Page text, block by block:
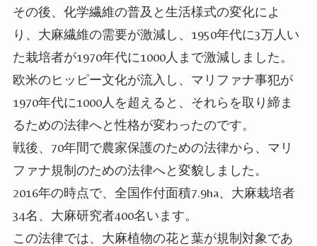
その後、化学繊維の普及と生活様式の変化によ
り、大麻繊維の需要が激減し、1950年代に3万人い
た栽培者が1970年代に1000人まで激減しました。
欧米のヒッピー文化が流入し、マリファナ事犯が
1970年代に1000人を超えると、それらを取り締ま
るための法律へと性格が変わったのです。
戦後、70年間で農家保護のための法律から、マリ
ファナ規制のための法律へと変貌しました。
2016年の時点で、全国作付面積7.9ha、大麻栽培者
34名、大麻研究者400名います。
この法律では、大麻植物の花と葉が規制対象であ